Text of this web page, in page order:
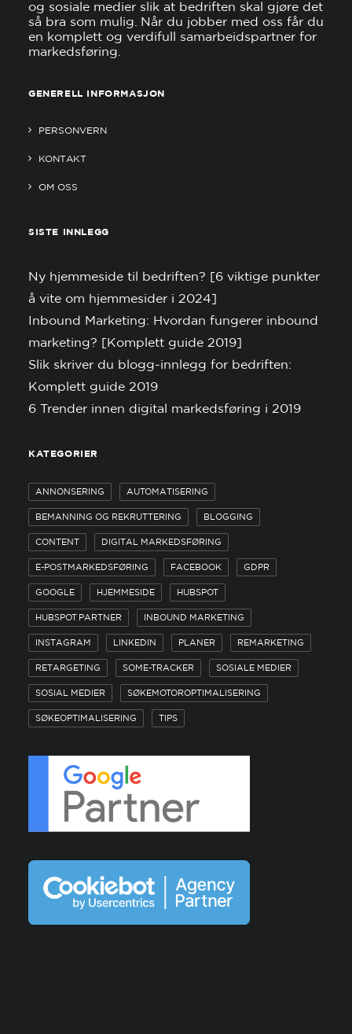
og sosiale medier slik at bedriften skal gjøre det
så bra som mulig. Når du jobber med oss får du
en komplett og verdifull samarbeidspartner for
markedsføring.
GENERELL INFORMASJON
PERSONVERN
KONTAKT
OM OSS
SISTE INNLEGG
Ny hjemmeside til bedriften? [6 viktige punkter
å vite om hjemmesider i 2024]
Inbound Marketing: Hvordan fungerer inbound
marketing? [Komplett guide 2019]
Slik skriver du blogg-innlegg for bedriften:
Komplett guide 2019
6 Trender innen digital markedsføring i 2019
KATEGORIER
ANNONSERING AUTOMATISERING
BEMANNING OG REKRUTTERING BLOGGING
CONTENT DIGITAL MARKEDSFØRING
E-POSTMARKEDSFØRING FACEBOOK GDPR
GOOGLE HJEMMESIDE HUBSPOT
HUBSPOT PARTNER INBOUND MARKETING
INSTAGRAM LINKEDIN PLANER REMARKETING
RETARGETING SOME-TRACKER SOSIALE MEDIER
SOSIAL MEDIER SØKEMOTOROPTIMALISERING
SØKEOPTIMALISERING TIPS